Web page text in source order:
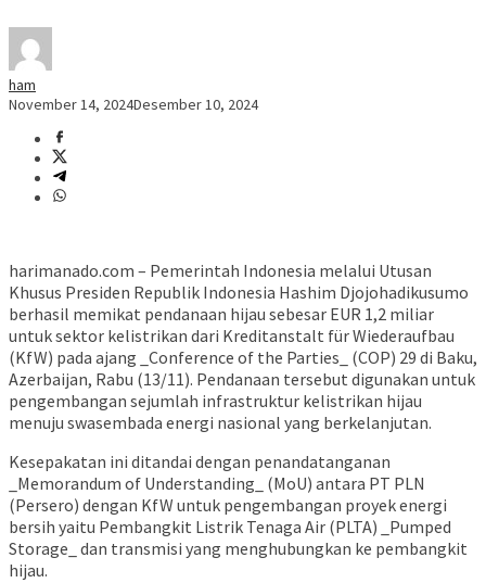
ham
November 14, 2024Desember 10, 2024
harimanado.com – Pemerintah Indonesia melalui Utusan
Khusus Presiden Republik Indonesia Hashim Djojohadikusumo
berhasil memikat pendanaan hijau sebesar EUR 1,2 miliar
untuk sektor kelistrikan dari Kreditanstalt für Wiederaufbau
(KfW) pada ajang _Conference of the Parties_ (COP) 29 di Baku,
Azerbaijan, Rabu (13/11). Pendanaan tersebut digunakan untuk
pengembangan sejumlah infrastruktur kelistrikan hijau
menuju swasembada energi nasional yang berkelanjutan.
Kesepakatan ini ditandai dengan penandatanganan
_Memorandum of Understanding_ (MoU) antara PT PLN
(Persero) dengan KfW untuk pengembangan proyek energi
bersih yaitu Pembangkit Listrik Tenaga Air (PLTA) _Pumped
Storage_ dan transmisi yang menghubungkan ke pembangkit
hijau.